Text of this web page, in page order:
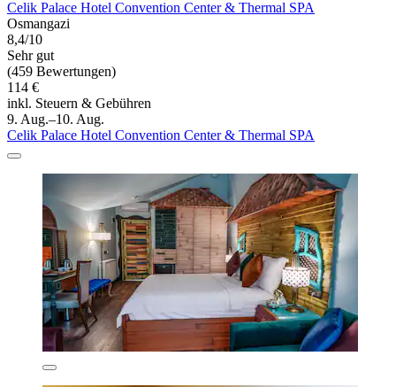
Celik Palace Hotel Convention Center & Thermal SPA
Osmangazi
8,4/10
Sehr gut
(459 Bewertungen)
114 €
inkl. Steuern & Gebühren
9. Aug.–10. Aug.
Celik Palace Hotel Convention Center & Thermal SPA